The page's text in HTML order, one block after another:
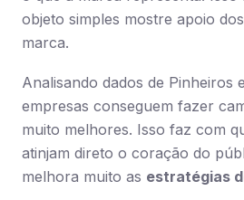
objeto simples mostre apoio
marca.
Analisando dados de Pinheiros
empresas conseguem fazer
muito melhores. Isso faz com
atinjam direto o coração do
melhora muito as estratégias